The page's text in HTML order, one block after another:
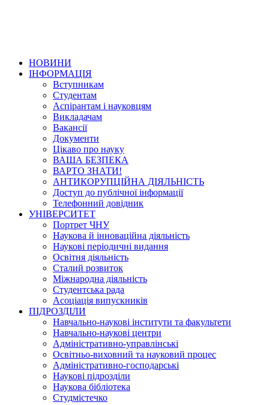
НОВИНИ
ІНФОРМАЦІЯ
Вступникам
Студентам
Аспірантам і науковцям
Викладачам
Вакансії
Документи
Цікаво про науку
ВАША БЕЗПЕКА
ВАРТО ЗНАТИ!
АНТИКОРУПЦІЙНА ДІЯЛЬНІСТЬ
Доступ до публічної інформації
Телефонний довідник
УНІВЕРСИТЕТ
Портрет ЧНУ
Наукова й інноваційна діяльність
Наукові періодичні видання
Освітня діяльність
Сталий розвиток
Міжнародна діяльність
Студентська рада
Асоціація випускників
ПІДРОЗДІЛИ
Навчально-наукові інститути та факультети
Навчально-наукові центри
Адміністративно-управлінські
Освітньо-виховний та науковий процес
Адміністративно-господарські
Наукові підрозділи
Наукова бібліотека
Студмістечко